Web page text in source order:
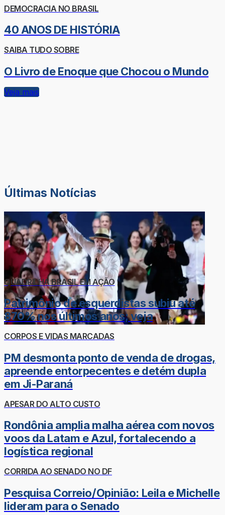
DEMOCRACIA NO BRASIL
40 ANOS DE HISTÓRIA
SAIBA TUDO SOBRE
O Livro de Enoque que Chocou o Mundo
Veja mais
Últimas Notícias
QUADRILHA BRASIL EM AÇÃO
Patrimônio de esquerdistas subiu até
870% nos últimos anos; veja
CORPOS E VIDAS MARCADAS
PM desmonta ponto de venda de drogas,
apreende entorpecentes e detém dupla
em Ji-Paraná
APESAR DO ALTO CUSTO
Rondônia amplia malha aérea com novos
voos da Latam e Azul, fortalecendo a
logística regional
CORRIDA AO SENADO NO DF
Pesquisa Correio/Opinião: Leila e Michelle
lideram para o Senado